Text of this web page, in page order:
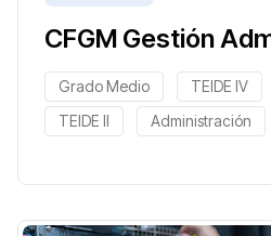
CFGM Gestión
Grado Medio TEIDE IV
TEIDE II
Administración